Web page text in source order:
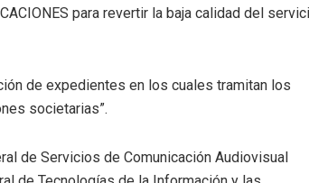
para revertir la baja calidad del
de expedientes en los cuales tramitan los
societarias”.
de Servicios de Comunicación Audiovisual